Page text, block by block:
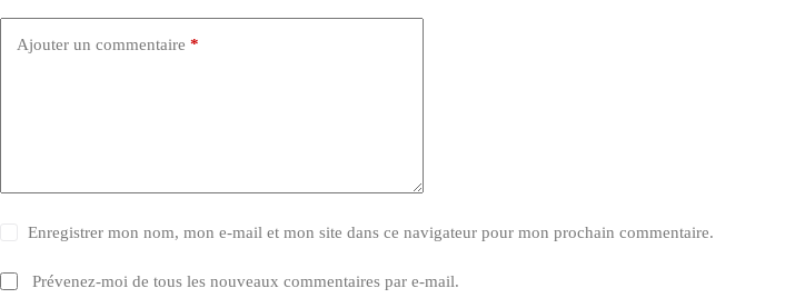
Ajouter un commentaire *
Enregistrer mon nom, mon e-mail et mon site dans ce navigateur pour mon prochain commentaire.
Prévenez-moi de tous les nouveaux commentaires par e-mail.